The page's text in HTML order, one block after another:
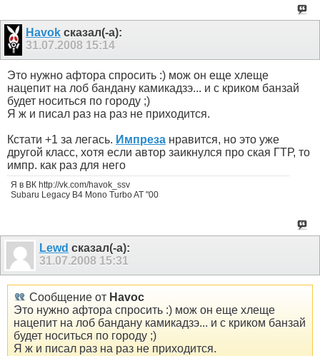
Havokсказал(-а):
31.07.2008 15:14
Это нужно афтора спросить :) мож он еще хлеще
нацепит на лоб бандану камикадзэ... и с криком банзай
будет носиться по городу ;)
Я ж и писал раз на раз не приходится.
Кстати +1 за легась. Импреза нравится, но это уже
другой класс, хотя если автор заикнулся про ская ГТР, то
импр. как раз для него
Я в ВК http://vk.com/havok_ssv
Subaru Legacy B4 Mono Turbo AT "00
Lewd сказал(-а):
31.07.2008 15:31
Сообщение от Havoc
Это нужно афтора спросить :) мож он еще хлеще
нацепит на лоб бандану камикадзэ... и с криком банзай
будет носиться по городу ;)
Я ж и писал раз на раз не приходится.